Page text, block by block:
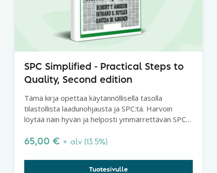
SPC Simplified - Practical Steps to
Quality, Second edition
Tämä kirja opettaa käytännöllisellä tasolla
tilastollista laadunohjausta ja SPC:tä. Harvoin
löytää näin hyvän ja helposti ymmärrettävän SPC-
65,00 € + alv (13.5%)
Tuotesivulle